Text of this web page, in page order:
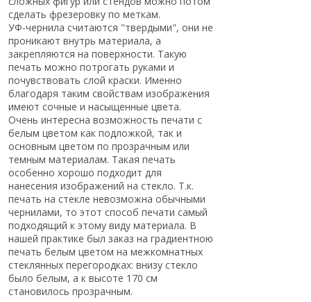
сделать фрезеровку по меткам.
УФ-чернила считаются "твердыми", они не
проникают внутрь материала, а
закрепляются на поверхности. Такую
печать можно потрогать руками и
почувствовать слой краски. Именно
благодаря таким свойствам изображения
имеют сочные и насыщенные цвета.
Очень интересна возможность печати с
белым цветом как подложкой, так и
основным цветом по прозрачным или
темным материалам. Такая печать
особенно хорошо подходит для
нанесения изображений на стекло. Т.к.
печать на стекле невозможна обычными
чернилами, то этот способ печати самый
подходящий к этому виду материала. В
нашей практике был заказ на градиентною
печать белым цветом на межкомнатных
стеклянных перегородках: внизу стекло
было белым, а к высоте 170 см
становилось прозрачным.